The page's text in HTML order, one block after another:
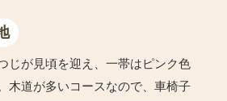
じが見頃を迎え、一帯はピンク色
木道が多いコースなので、車椅子